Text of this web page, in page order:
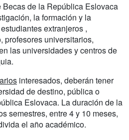
de la República Eslovaca
la formación y la
extranjeros ,
profesores universitarios,
las universidades y centros de
interesados, deberán tener
de destino, pública o
Eslovaca. La duración de la
semestres, entre 4 y 10 meses,
el año académico.